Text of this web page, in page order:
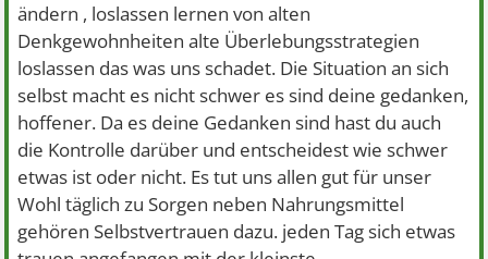
ändern , loslassen lernen von alten
Denkgewohnheiten alte Überlebungsstrategien
loslassen das was uns schadet. Die Situation an sich
selbst macht es nicht schwer es sind deine gedanken,
hoffener. Da es deine Gedanken sind hast du auch
die Kontrolle darüber und entscheidest wie schwer
etwas ist oder nicht. Es tut uns allen gut für unser
Wohl täglich zu Sorgen neben Nahrungsmittel
gehören Selbstvertrauen dazu. jeden Tag sich etwas